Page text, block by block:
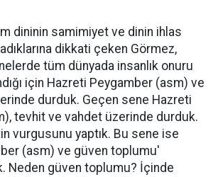
dininin samimiyet ve dinin ihlas
dikkati çeken Görmez,
tüm dünyada insanlık onuru
için Hazreti Peygamber (asm) ve
durduk. Geçen sene Hazreti
tevhit ve vahdet üzerinde durduk.
vurgusunu yaptık. Bu sene ise
(asm) ve güven toplumu'
Neden güven toplumu? İçinde